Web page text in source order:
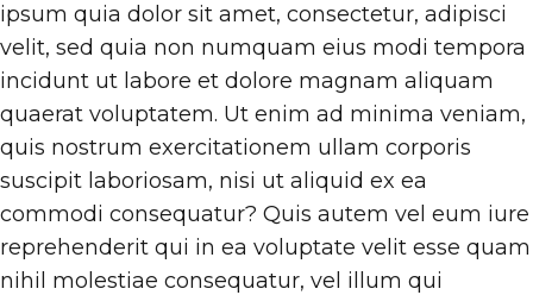
ipsum quia dolor sit amet, consectetur, adipisci
velit, sed quia non numquam eius modi tempora
incidunt ut labore et dolore magnam aliquam
quaerat voluptatem. Ut enim ad minima veniam,
quis nostrum exercitationem ullam corporis
suscipit laboriosam, nisi ut aliquid ex ea
commodi consequatur? Quis autem vel eum iure
reprehenderit qui in ea voluptate velit esse quam
nihil molestiae consequatur, vel illum qui